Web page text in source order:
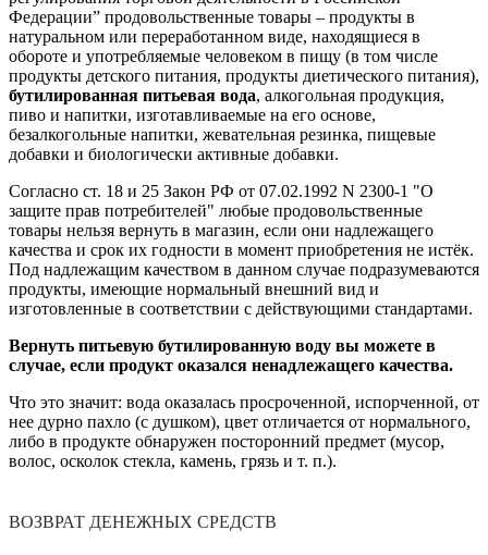
Федерации” продовольственные товары – продукты в
натуральном или переработанном виде, находящиеся в
обороте и употребляемые человеком в пищу (в том числе
продукты детского питания, продукты диетического питания),
бутилированная питьевая вода, алкогольная продукция,
пиво и напитки, изготавливаемые на его основе,
безалкогольные напитки, жевательная резинка, пищевые
добавки и биологически активные добавки.
Согласно ст. 18 и 25 Закон РФ от 07.02.1992 N 2300-1 "О
защите прав потребителей" любые продовольственные
товары нельзя вернуть в магазин, если они надлежащего
качества и срок их годности в момент приобретения не истёк.
Под надлежащим качеством в данном случае подразумеваются
продукты, имеющие нормальный внешний вид и
изготовленные в соответствии с действующими стандартами.
Вернуть питьевую бутилированную воду вы можете в
случае, если продукт оказался ненадлежащего качества.
Что это значит: вода оказалась просроченной, испорченной, от
нее дурно пахло (с душком), цвет отличается от нормального,
либо в продукте обнаружен посторонний предмет (мусор,
волос, осколок стекла, камень, грязь и т. п.).
ВОЗВРАТ ДЕНЕЖНЫХ СРЕДСТВ